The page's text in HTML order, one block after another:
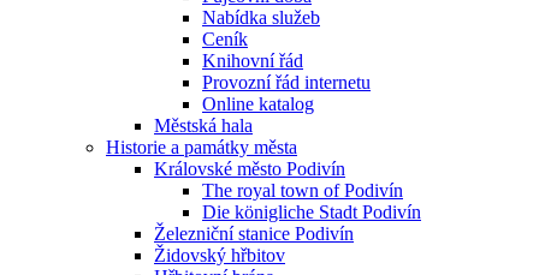
Nabídka služeb
Ceník
Knihovní řád
Provozní řád internetu
Online katalog
Městská hala
Historie a památky města
Královské město Podivín
The royal town of Podivín
Die königliche Stadt Podivín
Železniční stanice Podivín
Židovský hřbitov